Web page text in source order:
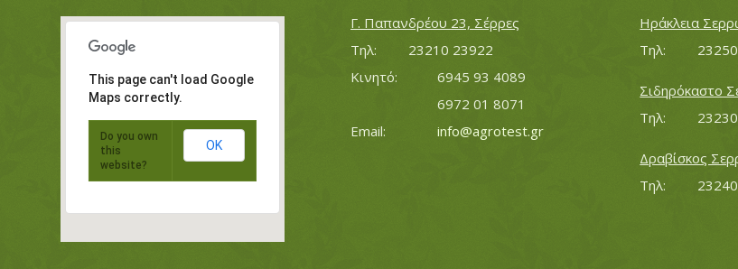
This page can't load Google
Maps correctly.
Do you own
this
website?
OK
Γ. Παπανδρέου 23, Σέρρες
Τηλ:		23210 23922
Κινητό:		6945 93 4089
			6972 01 8071
info@agrotest.gr
Ηράκλεια
Τηλ:
Σιδηρόκαστο
Τηλ:
Δραβίσκος
Τηλ: